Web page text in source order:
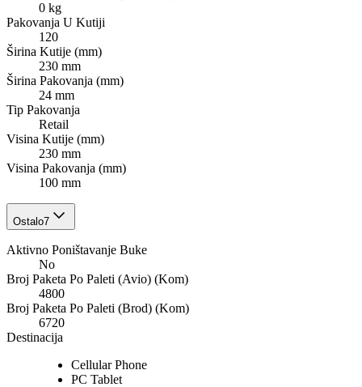
0 kg
Pakovanja U Kutiji
120
Širina Kutije (mm)
230 mm
Širina Pakovanja (mm)
24 mm
Tip Pakovanja
Retail
Visina Kutije (mm)
230 mm
Visina Pakovanja (mm)
100 mm
Ostalo7
Aktivno Poništavanje Buke
No
Broj Paketa Po Paleti (Avio) (Kom)
4800
Broj Paketa Po Paleti (Brod) (Kom)
6720
Destinacija
Cellular Phone
PC Tablet